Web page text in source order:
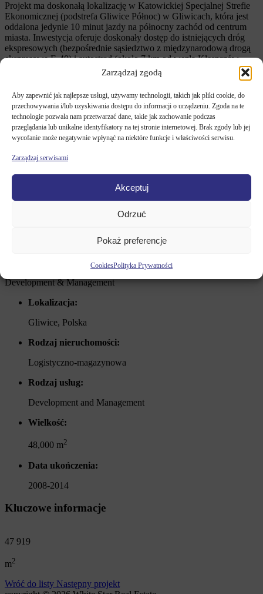
Zarządzaj zgodą
Aby zapewnić jak najlepsze usługi, używamy technologii, takich jak pliki cookie, do
przechowywania i/lub uzyskiwania dostępu do informacji o urządzeniu. Zgoda na te
technologie pozwala nam przetwarzać dane, takie jak zachowanie podczas
przeglądania lub unikalne identyfikatory na tej stronie internetowej. Brak zgody lub jej
wycofanie może negatywnie wpłynąć na niektóre funkcje i właściwości serwisu.
Zarządzaj serwisami
Akceptuj
Odrzuć
Pokaż preferencje
CookiesPolityka Prywatności
Projekt ma doskonałą lokalizację w Katowickiej Specjalnej Strefie
Ekonomicznej (podstrefa Gliwice Północ) w Gliwicach, która jest
oddalona jedynie 10 minut jazdy na północny zachód od centrum
miasta. Inwestycja oferuje doskonały dostęp do istniejących dróg
ekspresowych (bezpośrednie sąsiedztwo z międzynarodową drogą
ekspresową E-40) i autostrad (około 7 km od węzła Kleszczów
autostrady A4 i międzynarodowej drogi ekspresowej E-40).
Lokalizacja nieruchomości na terenie Specjalnej Strefy
Ekonomicznej (SSE) skutkuje korzystnym CIT dla najemców,
którzy rejestrują się i prowadzą działalność na terenie strefy.
Pomimo dużej konkurencji na tym obszarze naszym ekspertom od
najmu udaje się prawie w 100% utrzymać liczbę najemców na
nieruchomości.
Zobacz galerię projektu
Industrial
Development & Management
Lokalizacja:
Gliwice, Polska
Rodzaj nieruchomości:
Logistyczno-magazynowa
Rodzaj usług:
Development and Management
Wielkość:
48,000 m2
Data ukończenia:
2008-2014
Kluczowe informacje
47 957
m2
Wróć do listy Następny projekt